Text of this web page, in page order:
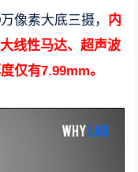
像素大底三摄， 内
线性马达、超声波
仅有7.99mm。